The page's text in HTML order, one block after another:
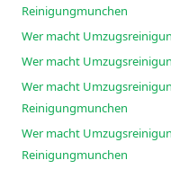
Reinigungmunchen
Wer macht
Wer macht
Wer macht
Reinigungmunchen
Wer macht
Reinigungmunchen